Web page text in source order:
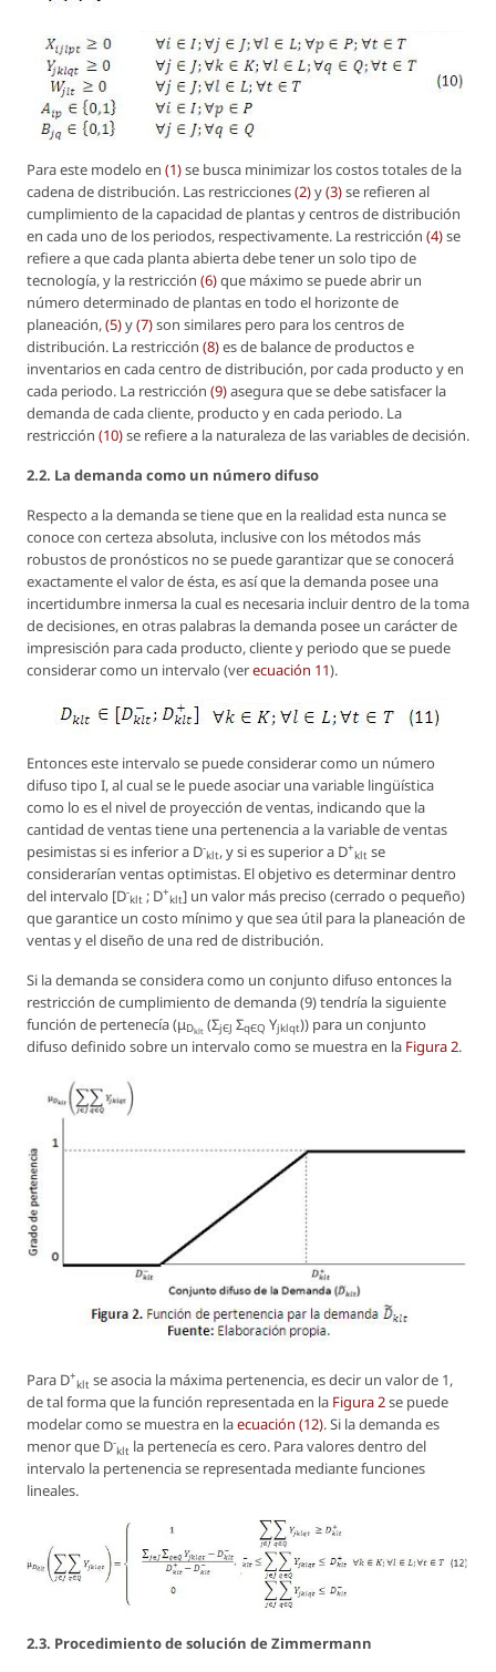
Para este modelo en (1)se busca minimizar los costos totales de la
cadena de distribución. Las restricciones(2)y(3)se refieren al
cumplimiento de la capacidad de plantas y centros de distribución
en cada uno de los periodos, respectivamente. La restricción (4)se
refiere a que cada planta abierta debe tener un solo tipo de
tecnología, y la restricción (6)que máximo se puede abrir un
número determinado de plantas en todo el horizonte de
planeación,(5)y(7)son similares pero para los centros de
distribución. La restricción (8)es de balance de productos e
inventarios en cada centro de distribución, por cada producto y en
cada periodo. La restricción (9)asegura que se debe satisfacer la
demanda de cada cliente, producto y en cada periodo. La
restricción (10)se refiere a la naturaleza de las variables de decisión.
2.2. La demanda como un número difuso
Respecto a la demanda se tiene que en la realidad esta nunca se
conoce con certeza absoluta, inclusive con los métodos más
robustos de pronósticos no se puede garantizar que se conocerá
exactamente el valor de ésta, es así que la demanda posee una
incertidumbre inmersa la cual es necesaria incluir dentro de la toma
de decisiones, en otras palabras la demanda posee un carácter de
impresisción para cada producto, cliente y periodo que se puede
considerar como un intervalo (verecuación 11).
Entonces este intervalo se puede considerar como un número
difuso tipo I, al cual se le puede asociar una variable lingüística
como lo es el nivel de proyección de ventas, indicando que la
cantidad de ventas tiene una pertenencia a la variable de ventas
pesimistas si es inferior a D-
klt, y si es superior a D+
klt se
considerarían ventas optimistas. El objetivo es determinar dentro
del intervalo [D-
klt ; D+
klt] un valor más preciso (cerrado o pequeño)
que garantice un costo mínimo y que sea útil para la planeación de
ventas y el diseño de una red de distribución.
Si la demanda se considera como un conjunto difuso entonces la
restricción de cumplimiento de demanda (9) tendría la siguiente
función de pertenecía(μDklt (ΣjЄJ ΣqЄQ Yjklqt)) para un conjunto
difuso definido sobre un intervalo como se muestra en la Figura 2.
Para D+
klt se asocia la máxima pertenencia, es decir un valor de 1,
de tal forma que la función representada en la Figura 2se puede
modelar como se muestra en laecuación (12). Si la demanda es
menor que D-
klt la pertenecía es cero. Para valores dentro del
intervalo la pertenencia se representada mediante funciones
lineales.
2.3. Procedimiento de solución de Zimmermann